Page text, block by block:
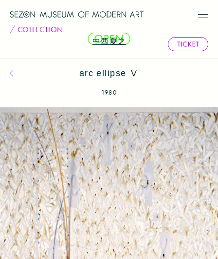
COLLECTION
中西夏之
コレクション一覧へ戻るarc ellipse Ⅴ
1980